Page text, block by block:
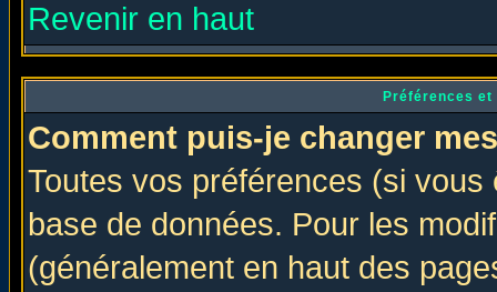
Revenir en haut
Préférences
Comment puis-je changer
Toutes vos préférences (si
base de données. Pour les
(généralement en haut des